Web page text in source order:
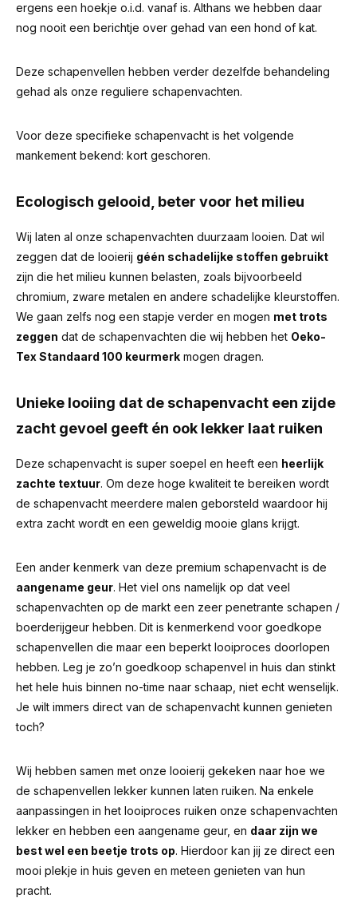
ergens een hoekje o.i.d. vanaf is. Althans we hebben daar
nog nooit een berichtje over gehad van een hond of kat.
Deze schapenvellen hebben verder dezelfde behandeling
gehad als onze reguliere schapenvachten.
Voor deze specifieke schapenvacht is het volgende
mankement bekend: kort geschoren.
Ecologisch gelooid, beter voor het milieu
Wij laten al onze schapenvachten duurzaam looien. Dat wil
zeggen dat de looierij géén schadelijke stoffen gebruikt
zijn die het milieu kunnen belasten, zoals bijvoorbeeld
chromium, zware metalen en andere schadelijke kleurstoffen.
We gaan zelfs nog een stapje verder en mogen met trots
zeggen dat de schapenvachten die wij hebben het Oeko-
Tex Standaard 100 keurmerk mogen dragen.
Unieke looiing dat de schapenvacht een zijde
zacht gevoel geeft én ook lekker laat ruiken
Deze schapenvacht is super soepel en heeft een heerlijk
zachte textuur. Om deze hoge kwaliteit te bereiken wordt
de schapenvacht meerdere malen geborsteld waardoor hij
extra zacht wordt en een geweldig mooie glans krijgt.
Een ander kenmerk van deze premium schapenvacht is de
aangename geur. Het viel ons namelijk op dat veel
schapenvachten op de markt een zeer penetrante schapen /
boerderijgeur hebben. Dit is kenmerkend voor goedkope
schapenvellen die maar een beperkt looiproces doorlopen
hebben. Leg je zo’n goedkoop schapenvel in huis dan stinkt
het hele huis binnen no-time naar schaap, niet echt wenselijk.
Je wilt immers direct van de schapenvacht kunnen genieten
toch?
Wij hebben samen met onze looierij gekeken naar hoe we
de schapenvellen lekker kunnen laten ruiken. Na enkele
aanpassingen in het looiproces ruiken onze schapenvachten
lekker en hebben een aangename geur, en daar zijn we
best wel een beetje trots op. Hierdoor kan jij ze direct een
mooi plekje in huis geven en meteen genieten van hun
pracht.